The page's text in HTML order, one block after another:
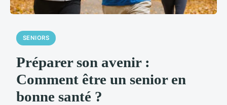
SENIORS
Préparer son avenir :
Comment être un senior en
bonne santé ?